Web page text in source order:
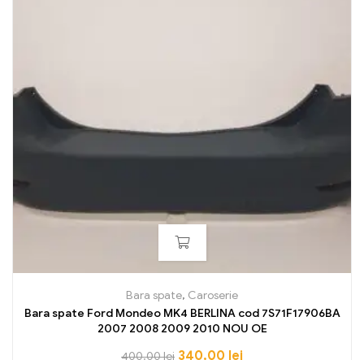
Bara spate, Caroserie
Bara spate Ford Mondeo MK4 BERLINA cod 7S71F17906BA
2007 2008 2009 2010 NOU OE
400,00lei 340,00 lei